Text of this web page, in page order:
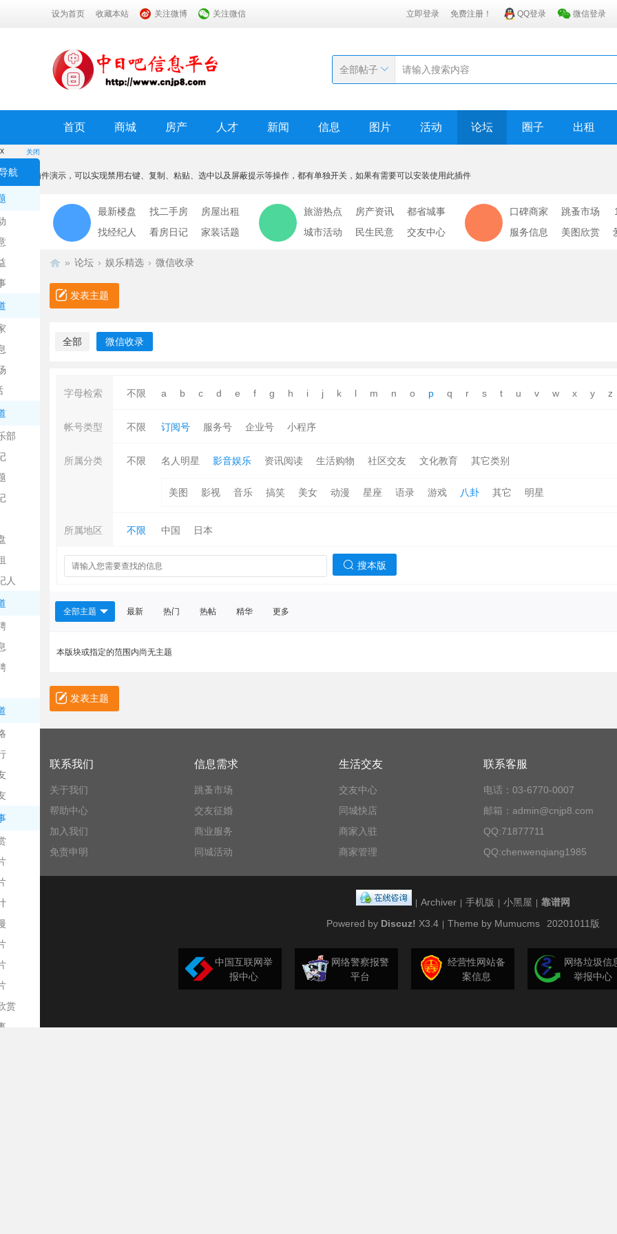
设为首页 收藏本站 关注微博 关注微信 立即登录 免费注册！ QQ登录 微信登录
全部帖子
首页 商城 房产 人才 新闻 信息 图片 活动 论坛 圈子 出租
关闭
航
部
人
赏
x
本功能为插件演示，可以实现禁用右键、复制、粘贴、选中以及屏蔽提示等操作，都有单独开关，如果有需要可以安装使用此插件
我知道了
最新楼盘 找二手房
房屋出租
找经纪人
看房日记 家装话题
旅游热点 房产资讯
都省城事
城市活动
民生民意 交友中心
口碑商家 跳蚤市场
服务信息
美图欣赏
» 论坛 › 娱乐精选 › 微信收录
发表主题
全部 微信收录
字母检索 不限 a b c d e f g h i j k l m n o p q r s t u v w x y z
帐号类型 不限 订阅号 服务号 企业号 小程序
所属分类 不限 名人明星 影音娱乐 资讯阅读 生活购物 社区交友 文化教育 其它类别
美图 影视 音乐 搞笑 美女 动漫 星座 语录 游戏 八卦 其它 明星
所属地区 不限 中国 日本
搜本版
全部主题 最新 热门 热帖 精华 更多
本版块或指定的范围内尚无主题
发表主题
联系我们
关于我们
帮助中心
加入我们
免责申明
信息需求
跳蚤市场
交友征婚
商业服务
同城活动
生活交友
交友中心
同城快店
商家入驻
商家管理
联系客服
电话：03-6770-0007
邮箱：admin@cnjp8.com
QQ:71877711
QQ:chenwenqiang1985
Archiver 手机版 小黑屋
靠谱网
Powered by Discuz! X3.4 Theme by Mumucms 20201011版
中国互联网举
报中心
网络警察报警
平台
经营性网站备
案信息
网络垃圾信
举报中心